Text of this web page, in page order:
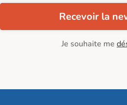
Recevoir la
Je souhaite me